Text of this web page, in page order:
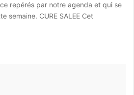
repérés par notre agenda et qui se
semaine. CURE SALEE Cet